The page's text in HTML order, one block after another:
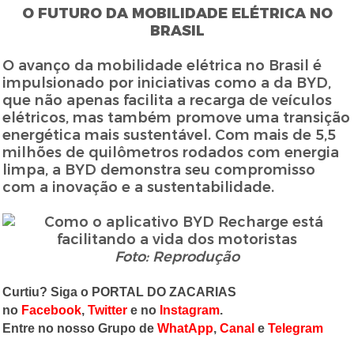
O FUTURO DA MOBILIDADE ELÉTRICA NO
BRASIL
O avanço da mobilidade elétrica no Brasil é
impulsionado por iniciativas como a da BYD,
que não apenas facilita a recarga de veículos
elétricos, mas também promove uma transição
energética mais sustentável. Com mais de 5,5
milhões de quilômetros rodados com energia
limpa, a BYD demonstra seu compromisso
com a inovação e a sustentabilidade.
Foto: Reprodução
Curtiu? Siga o PORTAL DO ZACARIAS
no Facebook,Twitter e no Instagram.
Entre no nosso Grupo deWhatApp,Canal eTelegram